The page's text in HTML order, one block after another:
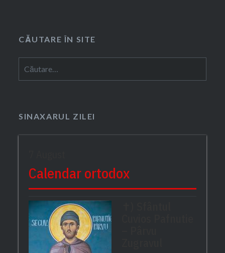
CĂUTARE ÎN SITE
după:
SINAXARUL ZILEI
Calendar ortodox